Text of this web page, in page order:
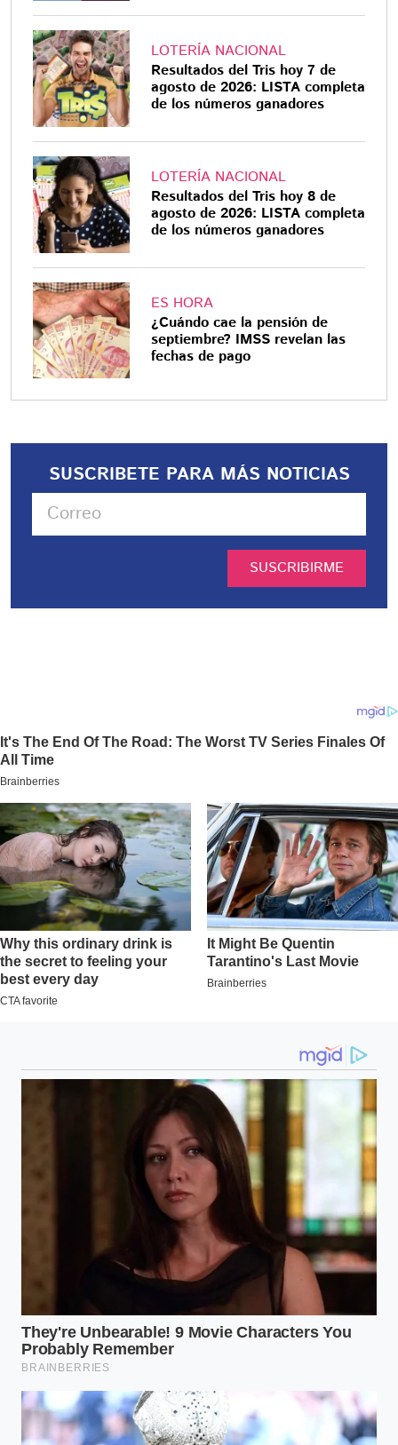
LOTERÍA NACIONAL
Resultados del Tris hoy 7 de
agosto de 2026: LISTA completa
de los números ganadores
LOTERÍA NACIONAL
Resultados del Tris hoy 8 de
agosto de 2026: LISTA completa
de los números ganadores
ES HORA
¿Cuándo cae la pensión de
septiembre? IMSS revelan las
fechas de pago
SUSCRIBETE PARA MÁS NOTICIAS
SUSCRIBIRME